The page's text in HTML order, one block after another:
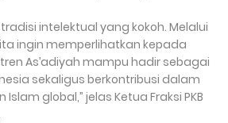
intelektual yang kokoh. Melalui
ingin memperlihatkan kepada
As’adiyah mampu hadir sebagai
sekaligus berkontribusi dalam
global,” jelas Ketua Fraksi PKB